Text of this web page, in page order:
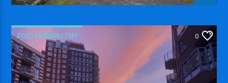
ZOETRMEERACTIEF 0